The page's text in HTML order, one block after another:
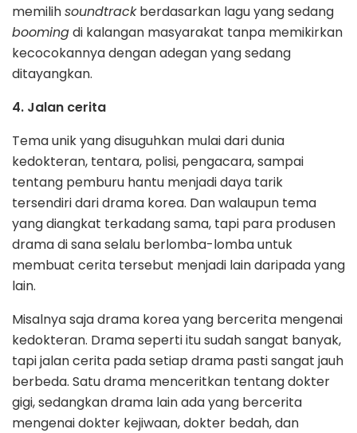
memilihsoundtrackberdasarkan lagu yang sedang
boomingdi kalangan masyarakat tanpa memikirkan
kecocokannya dengan adegan yang sedang
ditayangkan.
4. Jalan cerita
Tema unik yang disuguhkan mulai dari dunia
kedokteran, tentara, polisi, pengacara, sampai
tentang pemburu hantu menjadi daya tarik
tersendiri dari drama korea. Dan walaupun tema
yang diangkat terkadang sama, tapi para produsen
drama di sana selalu berlomba-lomba untuk
membuat cerita tersebut menjadi lain daripada yang
lain.
Misalnya saja drama korea yang bercerita mengenai
kedokteran. Drama seperti itu sudah sangat banyak,
tapi jalan cerita pada setiap drama pasti sangat jauh
berbeda. Satu drama menceritkan tentang dokter
gigi, sedangkan drama lain ada yang bercerita
mengenai dokter kejiwaan, dokter bedah, dan